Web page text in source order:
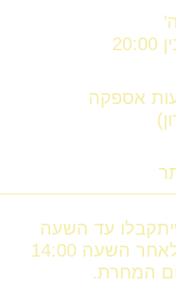
עד השעה
14:00,יסופקו באותו היום. לאחר השעה 14:00
המחרת.